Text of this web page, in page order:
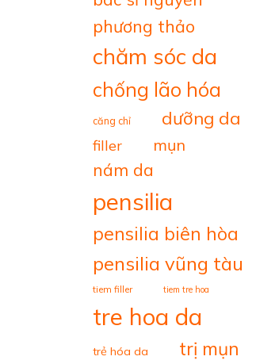
phương thảo
chăm sóc da
chống lão hóa
căng chỉ dưỡng da
filler mụn
nám da
pensilia
pensilia biên hòa
pensilia vũng tàu
tiem filler tiem tre hoa
tre hoa da
trẻ hóa da trị mụn